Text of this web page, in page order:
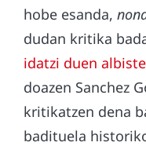
hobe esanda,
dudan kritika
idatzi duen
doazen Sanchez
kritikatzen dena
badituela